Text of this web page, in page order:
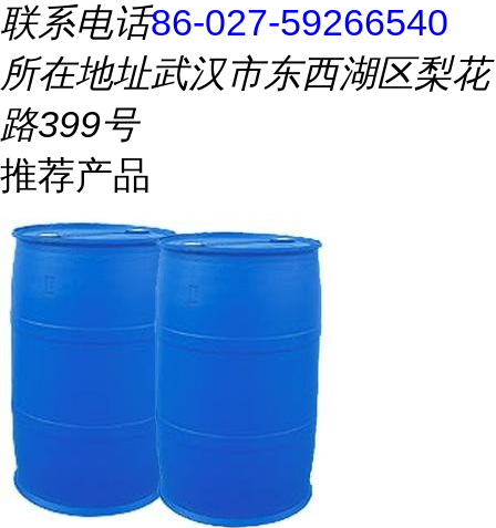
联系电话86-027-59266540
所在地址武汉市东西湖区梨花
路399号
推荐产品